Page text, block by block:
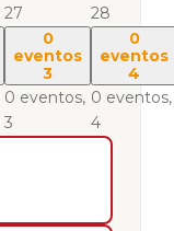
27
28
0
eventos
3
0 eventos,
3
0
eventos
4
0 eventos,
4